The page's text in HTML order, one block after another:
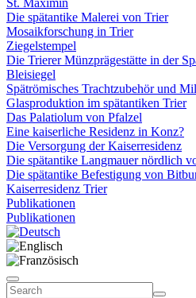
St. Maximin
Die spätantike Malerei von Trier
Mosaikforschung in Trier
Ziegelstempel
Die Trierer Münzprägestätte in der
Bleisiegel
Spätrömisches Trachtzubehör und
Glasproduktion im spätantiken Trier
Das Palatiolum von Pfalzel
Eine kaiserliche Residenz in Konz?
Die Versorgung der Kaiserresidenz
Die spätantike Langmauer nördlich
Die spätantike Befestigung von
Kaiserresidenz Trier
Publikationen
Publikationen